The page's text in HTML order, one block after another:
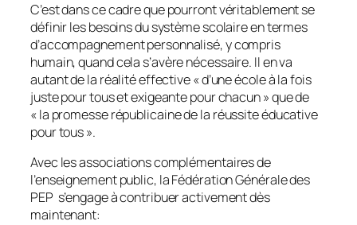
C’est dans ce cadre que pourront véritablement se
définir les besoins du système scolaire en termes
d’accompagnement personnalisé, y compris
humain, quand cela s’avère nécessaire. Il en va
autant de la réalité effective «d’une école à la fois
juste pour tous et exigeante pour chacun» que de
«la promesse républicaine de la réussite éducative
pour tous».
Avec les associations complémentaires de
l’enseignement public, la Fédération Générale des
PEP s’engage à contribuer activement dès
maintenant: